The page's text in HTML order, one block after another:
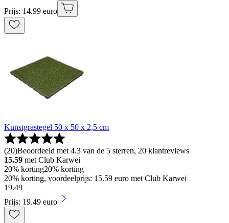
Prijs: 14.99 euro
Kunstgrastegel 50 x 50 x 2,5 cm
(20)Beoordeeld met 4.3 van de 5 sterren, 20 klantreviews
15.59 met Club Karwei
20% korting20% korting
20% korting, voordeelprijs: 15.59 euro met Club Karwei
19.49
Prijs: 19.49 euro